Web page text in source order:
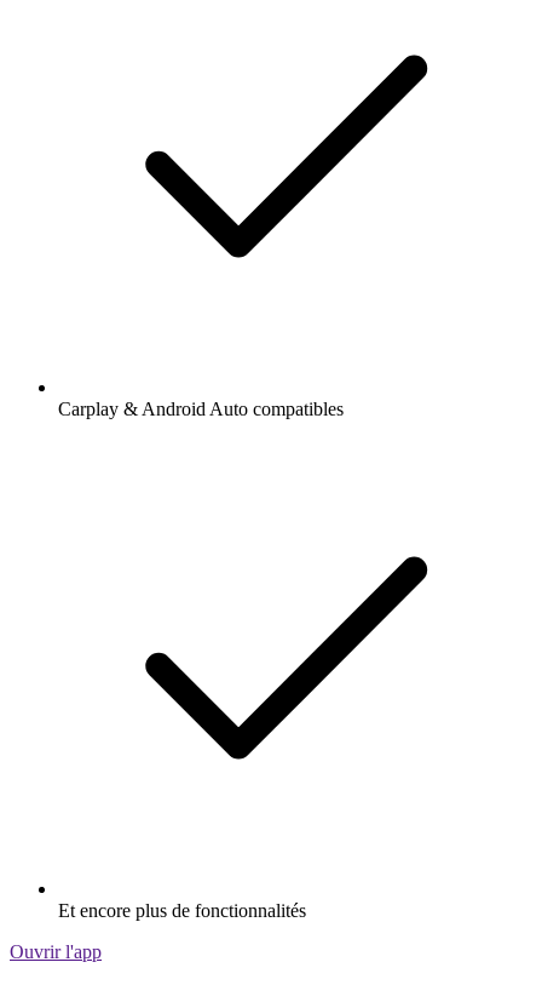
Carplay & Android Auto compatibles
Et encore plus de fonctionnalités
Ouvrir l'app